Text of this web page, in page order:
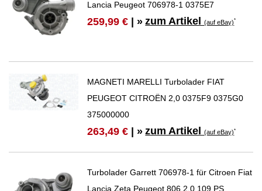
Lancia Peugeot 706978-1 0375E7
259,99 € | » zum Artikel(auf eBay)*
MAGNETI MARELLI Turbolader FIAT
PEUGEOT CITROËN 2,0 0375F9 0375G0
375000000
263,49 € | » zum Artikel(auf eBay)*
Turbolader Garrett 706978-1 für Citroen Fiat
Lancia Zeta Peugeot 806 2.0 109 PS